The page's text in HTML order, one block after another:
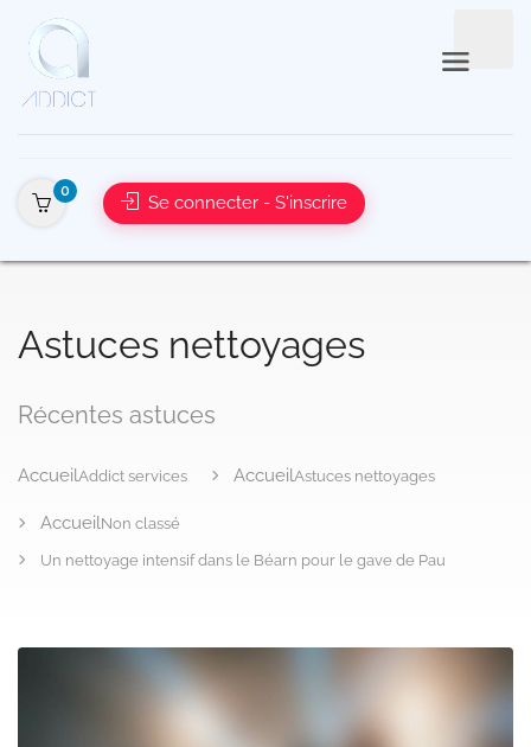
0
Se connecter - S'inscrire
Addict services Astuces nettoyages
Non classé
Un nettoyage intensif dans le Béarn pour le gave de Pau